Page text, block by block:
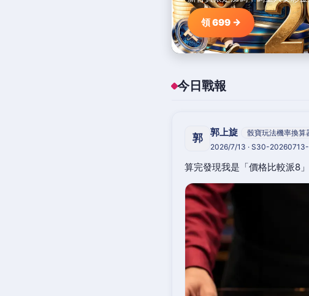
領 699 →
今日戰報
郭 郭上旋
骰寶玩法機率換算
2026/7/13 · S30-
算完發現我是「價格比較派8